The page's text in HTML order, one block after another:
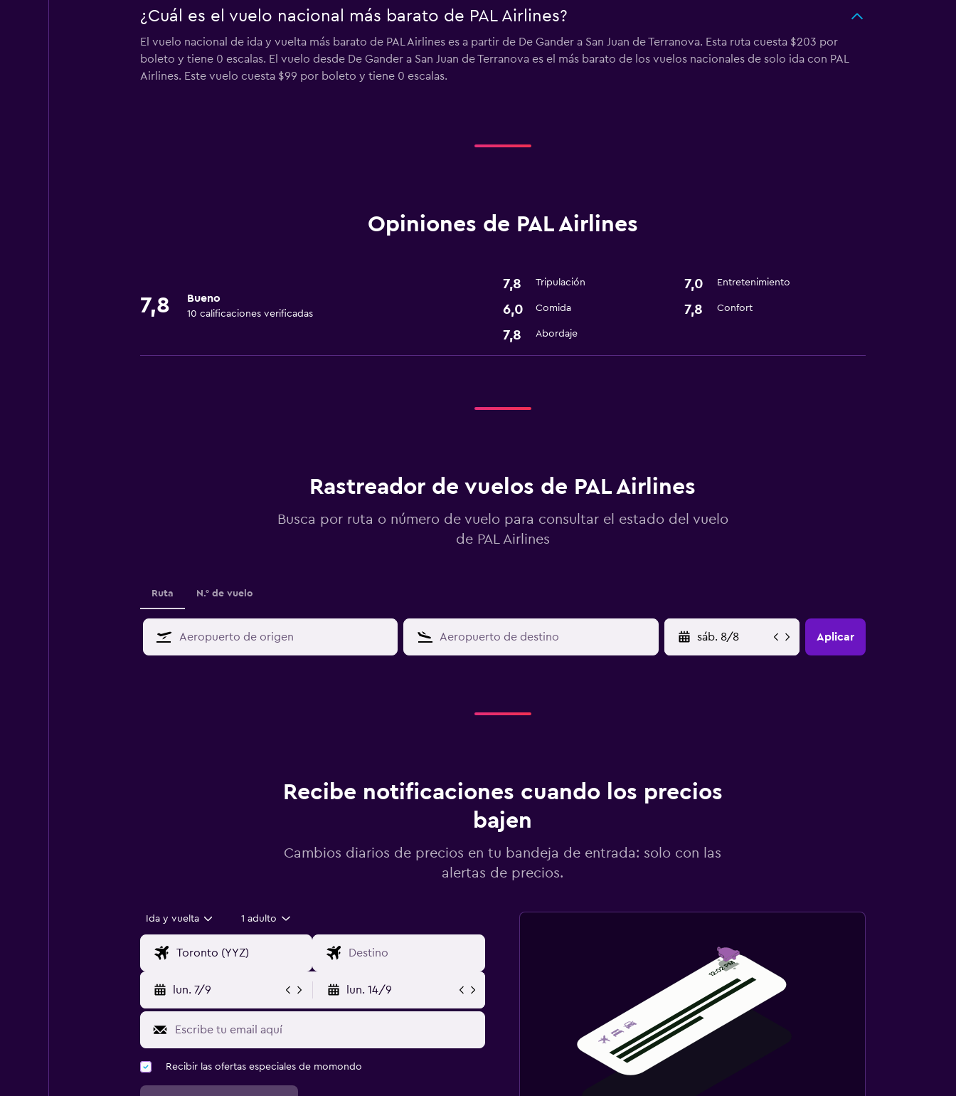
¿Cuál es el vuelo nacional más barato de PAL Airlines?
El vuelo nacional de ida y vuelta más barato de PAL Airlines es a partir de De Gander a San Juan de Terranova. Esta ruta cuesta $203 por
boleto y tiene 0 escalas. El vuelo desde De Gander a San Juan de Terranova es el más barato de los vuelos nacionales de solo ida con PAL
Airlines. Este vuelo cuesta $99 por boleto y tiene 0 escalas.
Opiniones de PAL Airlines
7,8 Bueno
10 calificaciones verificadas
7,8 Tripulación 7,0 Entretenimiento
6,0 Comida 7,8 Confort
7,8 Abordaje
Rastreador de vuelos de PAL Airlines
Busca por ruta o número de vuelo para consultar el estado del vuelo
de PAL Airlines
Ruta N.° de vuelo
Aplicar
Recibe notificaciones cuando los precios
bajen
Cambios diarios de precios en tu bandeja de entrada: solo con las
alertas de precios.
Ida y vuelta 1 adulto
lun. 7/9 lun. 14/9
Recibir las ofertas especiales de momondo